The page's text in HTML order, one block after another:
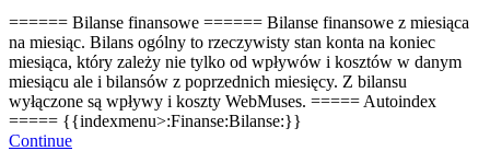
====== Bilanse finansowe ====== Bilanse finansowe z miesiąca
na miesiąc. Bilans ogólny to rzeczywisty stan konta na koniec
miesiąca, który zależy nie tylko od wpływów i kosztów w danym
miesiącu ale i bilansów z poprzednich miesięcy. Z bilansu
wyłączone są wpływy i koszty WebMuses. ===== Autoindex
===== {{indexmenu>:Finanse:Bilanse:}}
Continue